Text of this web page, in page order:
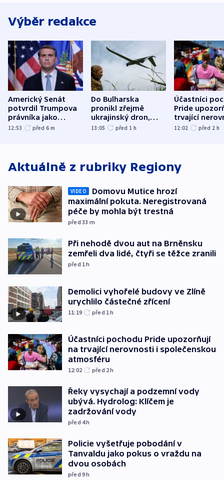
Výběr redakce
Americký Senát
potvrdil Trumpova
právníka jako
ministra
12:53 před 6 m
Do Bulharska
pronikl zřejmě
ukrajinský dron,
explodoval kilometr
13:05 před 1 h
Účastníci
Pride
trvající
12:02 před 2 h
Aktuálně z rubriky Regiony
VIDEO
Domovu Mutice hrozí
maximální pokuta. Neregistrovaná
péče by mohla být trestná
před 33 m
Při nehodě dvou aut na Brněnsku
zemřeli dva lidé, čtyři se těžce zranili
před 1h
Demolici vyhořelé budovy ve Zlíně
urychlilo částečné zřícení
11:19 před 1h
Účastníci pochodu Pride upozorňují
na trvající nerovnosti i společenskou
atmosféru
12:02 před 2h
Řeky vysychají a podzemní vody
ubývá. Hydrolog: Klíčem je
zadržování vody
před 4h
Policie vyšetřuje pobodání v
Tanvaldu jako pokus o vraždu na
dvou osobách
před 9h